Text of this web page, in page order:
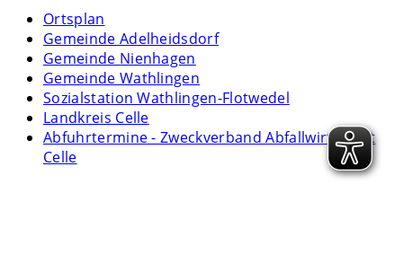
Ortsplan
Gemeinde Adelheidsdorf
Gemeinde Nienhagen
Gemeinde Wathlingen
Sozialstation Wathlingen-Flotwedel
Landkreis Celle
Abfuhrtermine - Zweckverband Abfallwirtschaft
Celle